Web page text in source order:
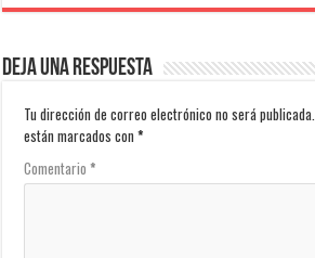
Deja una respuesta
Tu dirección de correo electrónico no será publicada.
están marcados con*
Comentario*